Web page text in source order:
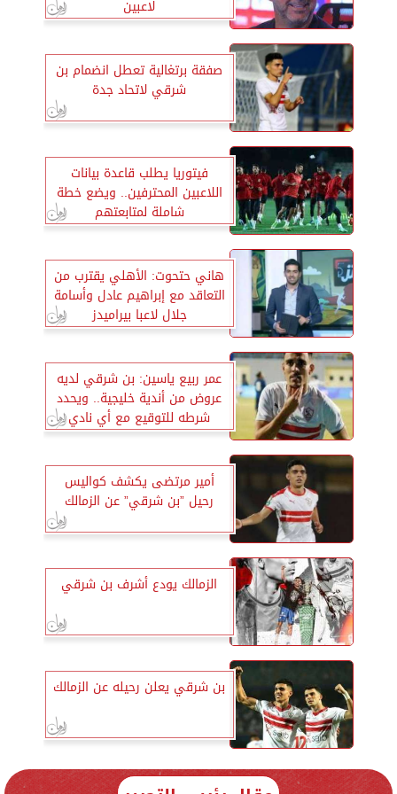
لاعبين
صفقة برتغالية تعطل انضمام بن
شرقي لاتحاد جدة
فيتوريا يطلب قاعدة بيانات
اللاعبين المحترفين.. ويضع خطة
شاملة لمتابعتهم
هاني حتحوت: الأهلي يقترب من
التعاقد مع إبراهيم عادل وأسامة
جلال لاعبا بيراميدز
عمر ربيع ياسين: بن شرقي لديه
عروض من أندية خليجية.. ويحدد
شرطه للتوقيع مع أي نادي
أمير مرتضى يكشف كواليس
رحيل ”بن شرقي” عن الزمالك
الزمالك يودع أشرف بن شرقي
بن شرقي يعلن رحيله عن الزمالك